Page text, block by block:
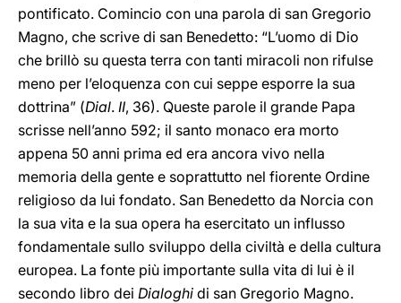
pontificato. Comincio con una parola di san Gregorio
Magno, che scrive di san Benedetto: “L’uomo di Dio
che brillò su questa terra con tanti miracoli non rifulse
meno per l’eloquenza con cui seppe esporre la sua
dottrina” (Dial. II, 36). Queste parole il grande Papa
scrisse nell’anno 592; il santo monaco era morto
appena 50 anni prima ed era ancora vivo nella
memoria della gente e soprattutto nel fiorente Ordine
religioso da lui fondato. San Benedetto da Norcia con
la sua vita e la sua opera ha esercitato un influsso
fondamentale sullo sviluppo della civiltà e della cultura
europea. La fonte più importante sulla vita di lui è il
secondo libro dei Dialoghi di san Gregorio Magno.